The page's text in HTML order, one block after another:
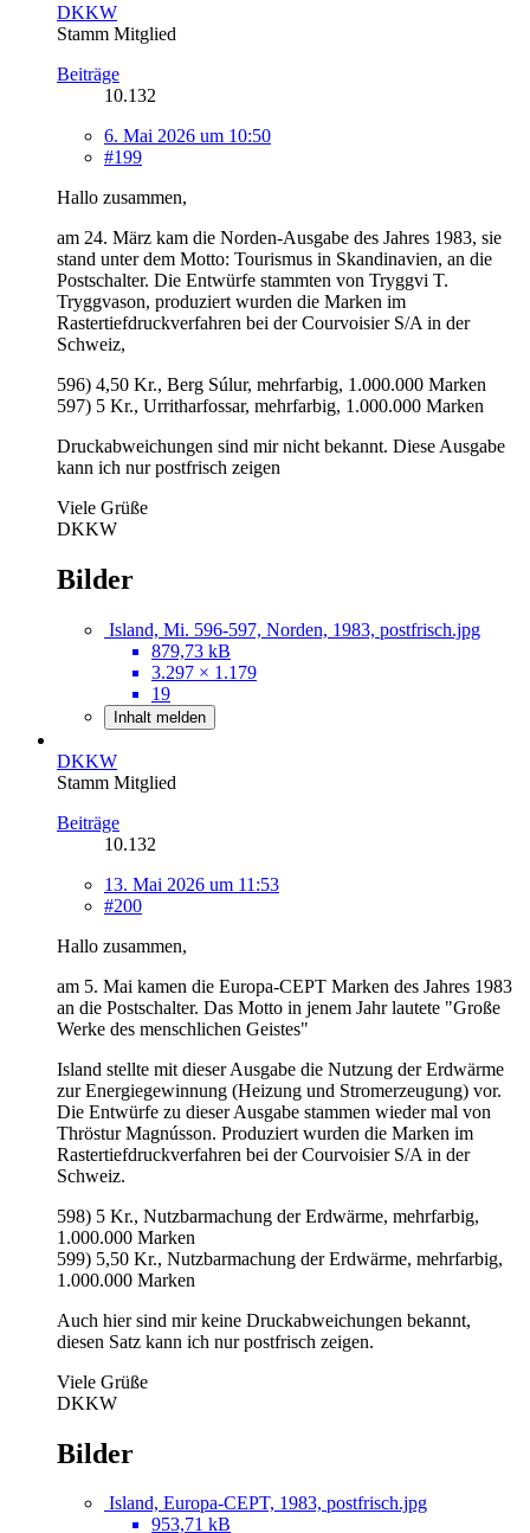
DKKW
Stamm Mitglied
Beiträge
10.132
6. Mai 2026 um 10:50
#199
Hallo zusammen,
am 24. März kam die Norden-Ausgabe des Jahres 1983, sie
stand unter dem Motto: Tourismus in Skandinavien, an die
Postschalter. Die Entwürfe stammten von Tryggvi T.
Tryggvason, produziert wurden die Marken im
Rastertiefdruckverfahren bei der Courvoisier S/A in der
Schweiz,
596) 4,50 Kr., Berg Súlur, mehrfarbig, 1.000.000 Marken
597) 5 Kr., Urritharfossar, mehrfarbig, 1.000.000 Marken
Druckabweichungen sind mir nicht bekannt. Diese Ausgabe
kann ich nur postfrisch zeigen
Viele Grüße
DKKW
Bilder
Island, Mi. 596-597, Norden, 1983, postfrisch.jpg
879,73 kB
3.297 × 1.179
19
Inhalt melden
DKKW
Stamm Mitglied
Beiträge
10.132
13. Mai 2026 um 11:53
#200
Hallo zusammen,
am 5. Mai kamen die Europa-CEPT Marken des Jahres 1983
an die Postschalter. Das Motto in jenem Jahr lautete "Große
Werke des menschlichen Geistes"
Island stellte mit dieser Ausgabe die Nutzung der Erdwärme
zur Energiegewinnung (Heizung und Stromerzeugung) vor.
Die Entwürfe zu dieser Ausgabe stammen wieder mal von
Thröstur Magnússon. Produziert wurden die Marken im
Rastertiefdruckverfahren bei der Courvoisier S/A in der
Schweiz.
598) 5 Kr., Nutzbarmachung der Erdwärme, mehrfarbig,
1.000.000 Marken
599) 5,50 Kr., Nutzbarmachung der Erdwärme, mehrfarbig,
1.000.000 Marken
Auch hier sind mir keine Druckabweichungen bekannt,
diesen Satz kann ich nur postfrisch zeigen.
Viele Grüße
DKKW
Bilder
Island, Europa-CEPT, 1983, postfrisch.jpg
953,71 kB